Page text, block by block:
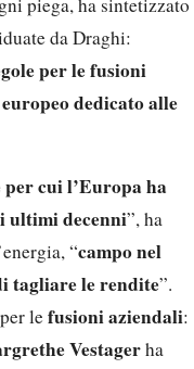
da Draghi:
per le fusioni
dedicato alle
cui l’Europa ha
ultimi decenni”, ha
“campo nel
tagliare le rendite”.
lefusioni aziendali:
Vestagerha